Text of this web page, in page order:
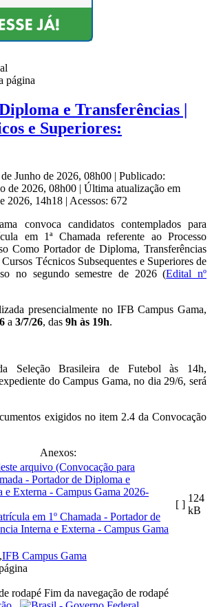
página
e Transferências |
e Superiores:
Junho de 2026, 08h00 | Publicado:
de 2026, 08h00 | Última atualização em
2026, 14h18 | Acessos: 672
convoca candidatos contemplados para
em 1ª Chamada referente ao Processo
Como Portador de Diploma, Transferências
Técnicos Subsequentes e Superiores de
no segundo semestre de 2026 (Edital nº
presencialmente no IFB Campus Gama,
a 3/7/26, das 9h às 19h.
Seleção Brasileira de Futebol às 14h,
do Campus Gama, no dia 29/6, será
exigidos no item 2.4 da Convocação
Anexos:
em 1º Chamada - Portador de
Interna e Externa - Campus Gama
[ ]
124
kB
,IFB Campus Gama
rodapé Fim da navegação de rodapé